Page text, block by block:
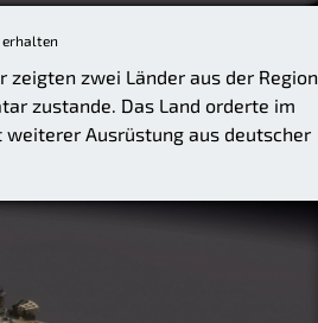
zwei Länder aus der Region
zustande. Das Land orderte im
Ausrüstung aus deutscher